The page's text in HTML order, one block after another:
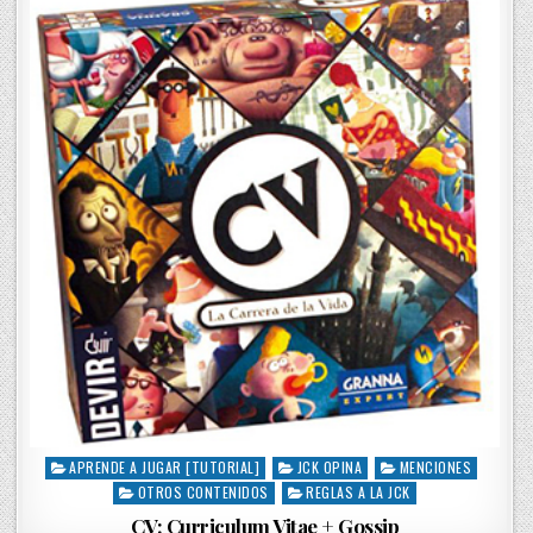
d
i
n
P
APRENDE A JUGAR [TUTORIAL] JCK OPINA
MENCIONES
OTROS CONTENIDOS
REGLAS A LA JCK
CV: Curriculum Vitae + Gossip